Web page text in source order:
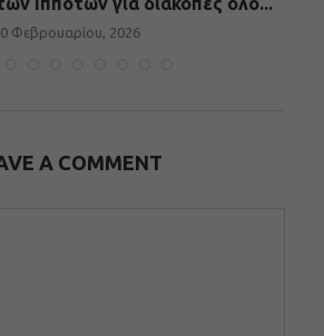
Φεβρουαρίου, 2026
A COMMENT